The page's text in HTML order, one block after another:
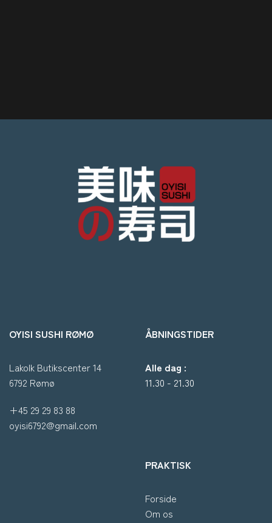
OYISI SUSHI RØMØ
Lakolk Butikscenter 14
6792 Rømø
+45 29 29 83 88
oyisi6792@gmail.com
ÅBNINGSTIDER
Alle dag :
11.30 - 21.30
PRAKTISK
Forside
Om os